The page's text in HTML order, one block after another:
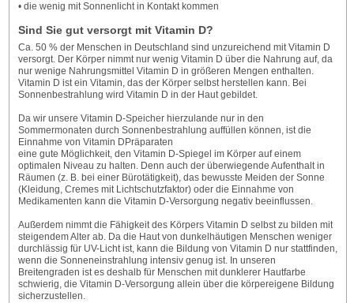
• die wenig mit Sonnenlicht in Kontakt kommen
Sind Sie gut versorgt mit Vitamin D?
Ca. 50 % der Menschen in Deutschland sind unzureichend mit Vitamin D
versorgt. Der Körper nimmt nur wenig Vitamin D über die Nahrung auf, da
nur wenige Nahrungsmittel Vitamin D in größeren Mengen enthalten.
Vitamin D ist ein Vitamin, das der Körper selbst herstellen kann. Bei
Sonnenbestrahlung wird Vitamin D in der Haut gebildet.
Da wir unsere Vitamin D-Speicher hierzulande nur in den
Sommermonaten durch Sonnenbestrahlung auffüllen können, ist die
Einnahme von Vitamin DPräparaten
eine gute Möglichkeit, den Vitamin D-Spiegel im Körper auf einem
optimalen Niveau zu halten. Denn auch der überwiegende Aufenthalt in
Räumen (z. B. bei einer Bürotätigkeit), das bewusste Meiden der Sonne
(Kleidung, Cremes mit Lichtschutzfaktor) oder die Einnahme von
Medikamenten kann die Vitamin D-Versorgung negativ beeinflussen.
Außerdem nimmt die Fähigkeit des Körpers Vitamin D selbst zu bilden mit
steigendem Alter ab. Da die Haut von dunkelhäutigen Menschen weniger
durchlässig für UV-Licht ist, kann die Bildung von Vitamin D nur stattfinden,
wenn die Sonneneinstrahlung intensiv genug ist. In unseren
Breitengraden ist es deshalb für Menschen mit dunklerer Hautfarbe
schwierig, die Vitamin D-Versorgung allein über die körpereigene Bildung
sicherzustellen.